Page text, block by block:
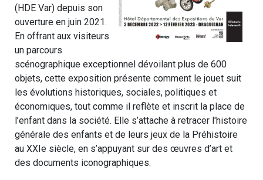
(HDE Var) depuis son
ouverture en juin 2021.
En offrant aux visiteurs
un parcours
scénographique exceptionnel dévoilant plus de 600
objets, cette exposition présente comment le jouet suit
les évolutions historiques, sociales, politiques et
économiques, tout comme il reflète et inscrit la place de
l’enfant dans la société. Elle s’attache à retracer l'histoire
générale des enfants et de leurs jeux de la Préhistoire
au XXIe siècle, en s’appuyant sur des œuvres d’art et
des documents iconographiques.